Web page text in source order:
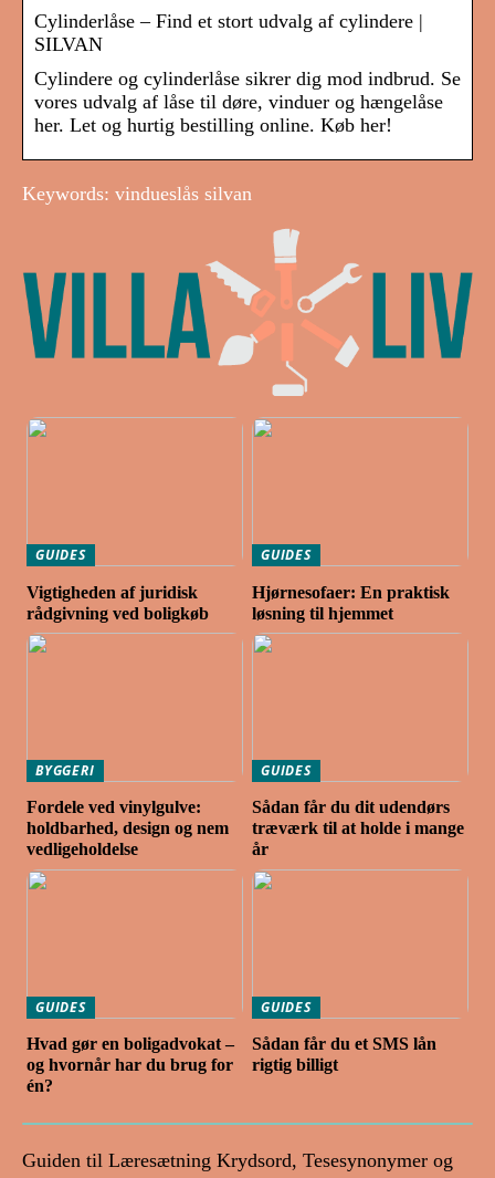
Cylinderlåse – Find et stort udvalg af cylindere |
SILVAN
Cylindere og cylinderlåse sikrer dig mod indbrud. Se
vores udvalg af låse til døre, vinduer og hængelåse
her. Let og hurtig bestilling online. Køb her!
Keywords: vindueslås silvan
GUIDES
Vigtigheden af juridisk
rådgivning ved boligkøb
GUIDES
Hjørnesofaer: En praktisk
løsning til hjemmet
BYGGERI
Fordele ved vinylgulve:
holdbarhed, design og nem
vedligeholdelse
GUIDES
Sådan får du dit udendørs
træværk til at holde i mange
år
GUIDES
Hvad gør en boligadvokat –
og hvornår har du brug for
én?
GUIDES
Sådan får du et SMS lån
rigtig billigt
Guiden til Læresætning Krydsord, Tesesynonymer og